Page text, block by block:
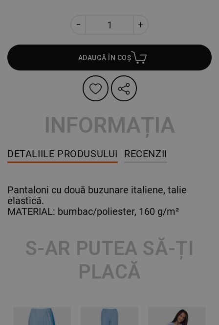
ADAUGĂ ÎN COȘ
INFORMAȚIA
DETALIILE PRODUSULUI RECENZII
Pantaloni cu două buzunare italiene, talie
elastică.
MATERIAL: bumbac/poliester, 160 g/m²
S-AR PUTEA SĂ-ȚI
PLACĂ